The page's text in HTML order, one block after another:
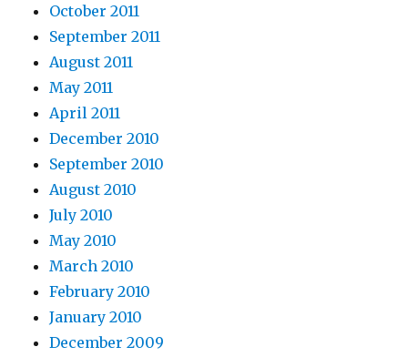
October 2011
September 2011
August 2011
May 2011
April 2011
December 2010
September 2010
August 2010
July 2010
May 2010
March 2010
February 2010
January 2010
December 2009